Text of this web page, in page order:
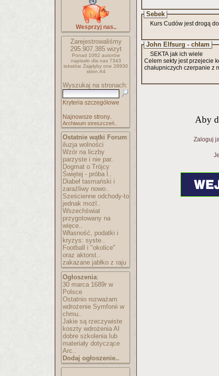
Wesprzyj nas..
Zarejestrowaliśmy
295.907.385wizyt
Ponad 1062 autorów
napisało dla nas 7343
tekstów. Zajęłyby one 28930
stron A4
Wyszukaj na stronach:
Kryteria szczegółowe
Najnowsze strony..
Archiwum streszczeń..
Ostatnie wątki Forum:
iluzja wolności
Wzór na liczby
parzyste i nie par..
Dogmat o Trójcy
Świętej - próba l..
Diabeł tasmański i
zaraźliwy nowo..
Sześcienne odchody-to
jednak możl..
Wszechświat
przygotowany na
więce..
Własność, podatki i
kryzys: syste..
Football i "okolice"
oraz aktorst..
zakazane jabłko z raju
Ogłoszenia:
30 marca 1689r w
Polsce
Ostatnio rozważam
wdrożenie Symfonii w
chmu..
Jakie są rzeczywiste
koszty wdrożenia AI
dobre szkolenia lub
materiały dotyczące
Arc..
Dodaj ogłoszenie..
Sebek
Kurs Cudów jest drogą
John Elfsurg - chłam
SEKTA jak ich wiele
Celem sekty jest przejecie
chałupniczych czerpanie z
Aby
Zaloguj